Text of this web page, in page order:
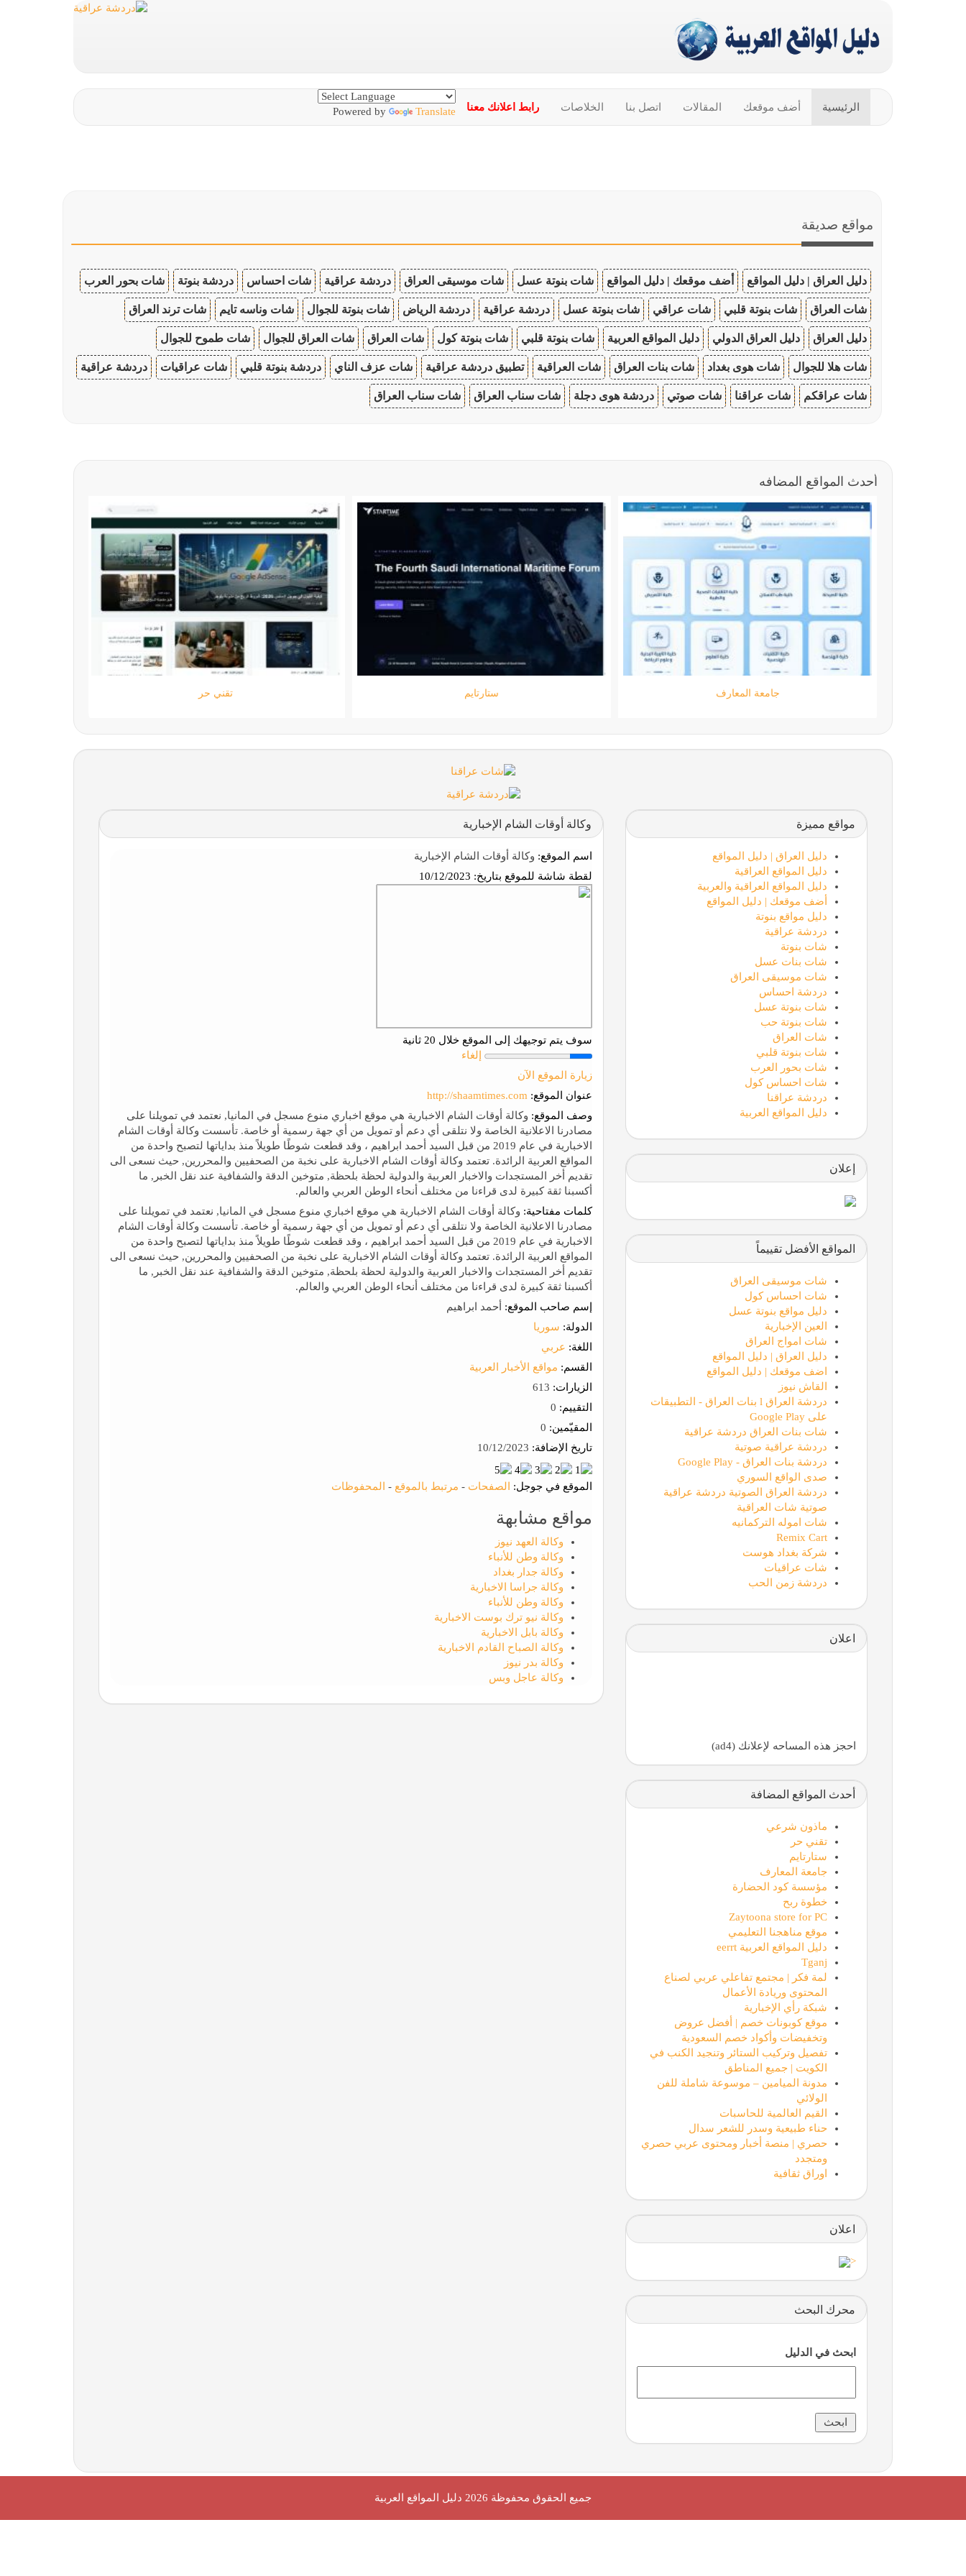
الرئيسية أضف موقعك المقالات اتصل بنا الخلاصات رابط اعلانك معنا Powered by Translate
مواقع صديقة
دليل العراق | دليل المواقع أضف موقعك | دليل المواقع شات بنوتة عسل شات موسيقى العراق دردشة عراقية شات احساس دردشة بنوتة شات بحور العرب
شات العراق شات بنوتة قلبي شات عراقي شات بنوتة عسل دردشة عراقية دردشة الرياض شات بنوتة للجوال شات وناسه تايم شات ترند العراق
دليل العراق دليل العراق الدولي دليل المواقع العربية شات بنوتة قلبي شات بنوتة كول شات العراق شات العراق للجوال شات طموح للجوال
شات هلا للجوال شات هوى بغداد شات بنات العراق شات العراقية تطبيق دردشة عراقية شات عزف الناي دردشة بنوتة قلبي شات عراقيات دردشة عراقية
شات عراقكم شات عراقنا شات صوتي دردشة هوى دجلة شات سناب العراق شات سناب العراق
أحدث المواقع المضافه
ستارتايم جامعة المعارف مؤسسة كود الحضارة
وكالة أوقات الشام الإخبارية
اسم الموقع: وكالة أوقات الشام الإخبارية
لقطة شاشة للموقع بتاريخ:
سوف يتم توجيهك إلى الموقع خلال 20 ثانية
إلغاء
زيارة الموقع الآن
عنوان الموقع: http://shaamtimes.com
وصف الموقع: وكالة أوقات الشام الاخبارية هي موقع اخباري منوع مسجل في المانيا, نعتمد في تمويلنا على
مصادرنا الاعلانية الخاصة ولا نتلقى أي دعم أو تمويل من أي جهة رسمية أو خاصة. تأسست وكالة أوقات الشام
الاخبارية في عام 2019 من قبل السيد أحمد ابراهيم ، وقد قطعت شوطًا طويلاً منذ بداياتها لتصبح واحدة من
المواقع العربية الرائدة. تعتمد وكالة أوقات الشام الاخبارية على نخبة من الصحفيين والمحررين, حيث نسعى الى
تقديم أخر المستجدات والاخبار العربية والدولية لحظة بلحظة, متوخين الدقة والشفافية عند نقل الخبر, ما
أكسبنا ثقة كبيرة لدى قراءنا من مختلف أنحاء الوطن العربي والعالم.
كلمات مفتاحية: وكالة أوقات الشام الاخبارية هي موقع اخباري منوع مسجل في المانيا, نعتمد في تمويلنا على
مصادرنا الاعلانية الخاصة ولا نتلقى أي دعم أو تمويل من أي جهة رسمية أو خاصة. تأسست وكالة أوقات الشام
الاخبارية في عام 2019 من قبل السيد أحمد ابراهيم ، وقد قطعت شوطًا طويلاً منذ بداياتها لتصبح واحدة من
المواقع العربية الرائدة. تعتمد وكالة أوقات الشام الاخبارية على نخبة من الصحفيين والمحررين, حيث نسعى الى
تقديم أخر المستجدات والاخبار العربية والدولية لحظة بلحظة, متوخين الدقة والشفافية عند نقل الخبر, ما
أكسبنا ثقة كبيرة لدى قراءنا من مختلف أنحاء الوطن العربي والعالم.
إسم صاحب الموقع: أحمد ابراهيم
الدولة: سوريا
اللغة: عربي
القسم: مواقع الأخبار العربية
الزيارات:
التقييم:
المقيّمين:
تاريخ الإضافة:
الموقع في جوجل: الصفحات - مرتبط بالموقع - المحفوظات
مواقع مشابهة
وكالة العهد نيوز
وكالة وطن للأنباء
وكالة جدار بغداد
وكالة جراسا الاخبارية
وكالة وطن للأنباء
وكالة نيو ترك بوست الاخبارية
وكالة بابل الاخبارية
وكالة الصباح القادم الاخبارية
وكالة بدر نيوز
وكالة عاجل وبس
مواقع مميزة
دليل العراق | دليل المواقع
دليل المواقع العراقية
دليل المواقع العراقية والعربية
أضف موقعك | دليل المواقع
دليل مواقع بنوتة
دردشة عراقية
شات بنوتة
شات بنات عسل
شات موسيقى العراق
دردشة احساس
شات بنوتة عسل
شات بنوتة حب
شات العراق
شات بنوتة قلبي
شات بحور العرب
شات احساس كول
دردشة عراقنا
دليل المواقع العربية
إعلان
المواقع الأفضل تقييماً
شات موسيقى العراق
شات احساس كول
دليل مواقع بنوتة عسل
العين الإخبارية
شات امواج العراق
دليل العراق | دليل المواقع
اضف موقعك | دليل المواقع
القاش نيوز
دردشة العراق l بنات العراق - التطبيقات
على Google Play
شات بنات العراق دردشة عراقية
دردشة عراقية صوتية
دردشة بنات العراق - Google Play
صدى الواقع السوري
دردشة العراق الصوتية دردشة عراقية
صوتية شات العراقية
شات اموله التركمانيه
Remix Cart
شركة بغداد هوست
شات عراقيات
دردشة زمن الحب
اعلان
احجز هذه المساحه لإعلانك (ad4)
أحدث المواقع المضافة
ماذون شرعي
تقني حر
ستارتايم
جامعة المعارف
مؤسسة كود الحضارة
خطوة ربح
Zaytoona store for PC
موقع مناهجنا التعليمي
دليل المواقع العربية eerrt
Tganj
لمة فكر | مجتمع تفاعلي عربي لصناع
المحتوى وريادة الأعمال
شبكة رأي الإخبارية
موقع كوبونات خصم | أفضل عروض
وتخفيضات وأكواد خصم السعودية
تفصيل وتركيب الستائر وتنجيد الكنب في
الكويت | جميع المناطق
مدونة الميامين – موسوعة شاملة للفن
الولائي
القيم العالمية للحاسبات
حناء طبيعية وسدر للشعر سدال
حصري | منصة أخبار ومحتوى عربي حصري
ومتجدد
اوراق ثقافية
اعلان
<
محرك البحث
ابحث في الدليل
جميع الحقوق محفوظة 2026 دليل المواقع العربية